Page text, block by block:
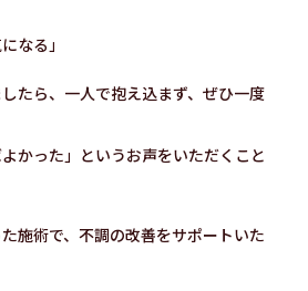
なる」
たら、一人で抱え込まず、ぜひ一度
よかった」というお声をいただくこと
施術で、不調の改善をサポートいた